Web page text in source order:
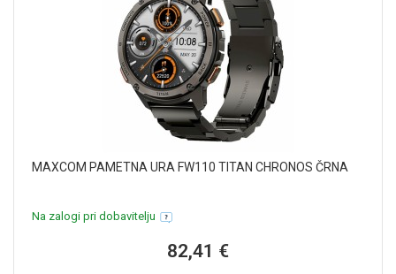
MAXCOM PAMETNA URA FW110 TITAN CHRONOS ČRNA
Na zalogi pri dobavitelju
82,41 €